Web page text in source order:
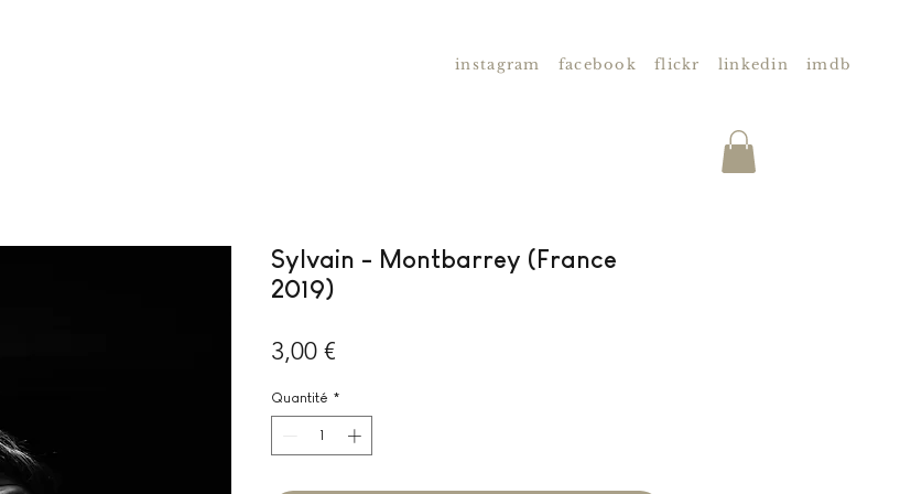
instagram facebook flickr linkedin imdb
Sylvain - Montbarrey (France
2019)
3,00 €
Quantité *